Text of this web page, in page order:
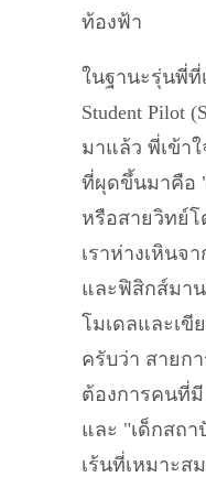
ท้องฟ้า
ในฐานะรุ่นพี่
Student Pilot
มาแล้ว พี่เข้า
ที่ผุดขึ้นมาคือ "
หรือสายวิทย์โ
เราห่างเหิน
และฟิสิกส์มา
โมเดลและเขี
ครับว่า สายก
ต้องการคนที่มี
และ "เด็กสถ
เร้นที่เหมาะส